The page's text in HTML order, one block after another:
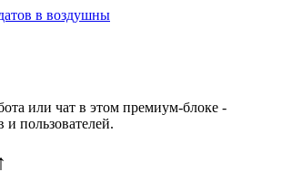
в воздушны
или чат в этом премиум-блоке -
пользователей.